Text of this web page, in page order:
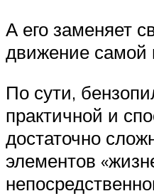
А его заменяет
движение самой
По сути,
практичной и
достаточно
элементов